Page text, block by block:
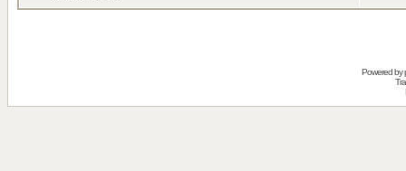
Powered by